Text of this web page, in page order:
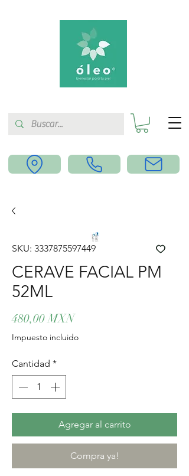
SKU: 3337875597449
CERAVE FACIAL PM
52ML
480,00 MXNPrecio
Impuesto incluido
Cantidad *
Agregar al carrito
Compra ya!